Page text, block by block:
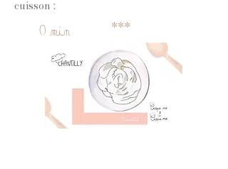
cuisson :
0 min ***